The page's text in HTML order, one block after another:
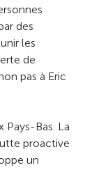
des
les
de
pas à Eric
Pays-Bas. La
proactive
un